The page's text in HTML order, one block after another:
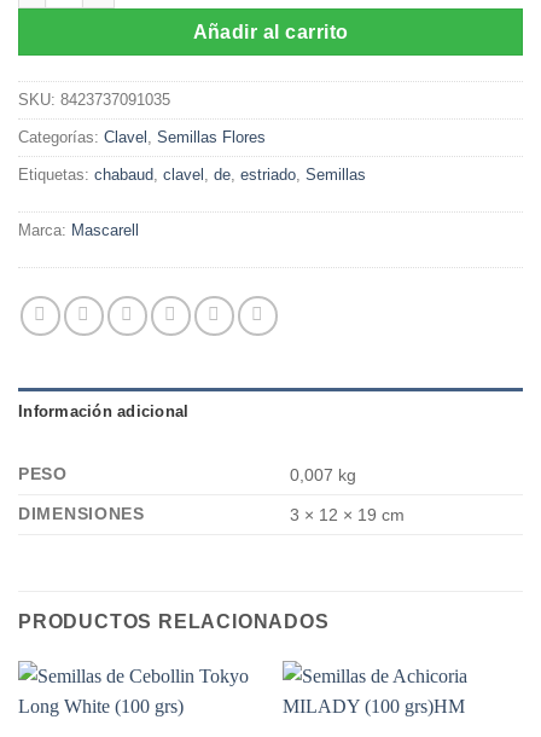
Añadir al carrito
SKU: 8423737091035
Categorías: Clavel Semillas Flores
Etiquetas: chabaud clavel de estriado Semillas
Marca: Mascarell
Información adicional
PESO
0,007 kg
DIMENSIONES
3 × 12 × 19 cm
PRODUCTOS RELACIONADOS